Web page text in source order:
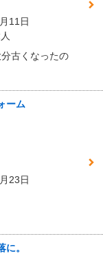
11日
古くなったの
ーム
23日
。